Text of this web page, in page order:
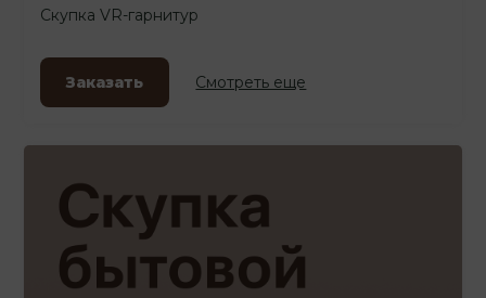
Скупка VR-гарнитур
Заказать Смотреть еще